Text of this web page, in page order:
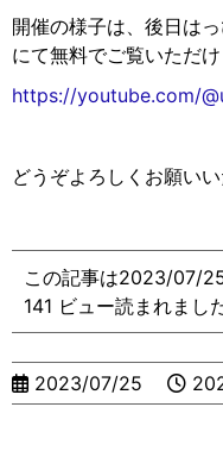
開催の様子は、後日は
にて無料でご覧いただ
https://youtube.com/
どうぞよろしくお願い
この記事は2023/07/
141 ビュー読まれました
2023/07/25